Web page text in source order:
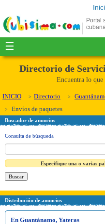
Portal
☰
Directorio de
Encuentra lo que
INICIO Directorio
Envíos de paquetes
Buscador de anuncios
Consulta de búsqueda
Especifique una o varias
Distribución de anuncios
En Guantánamo, Yateras